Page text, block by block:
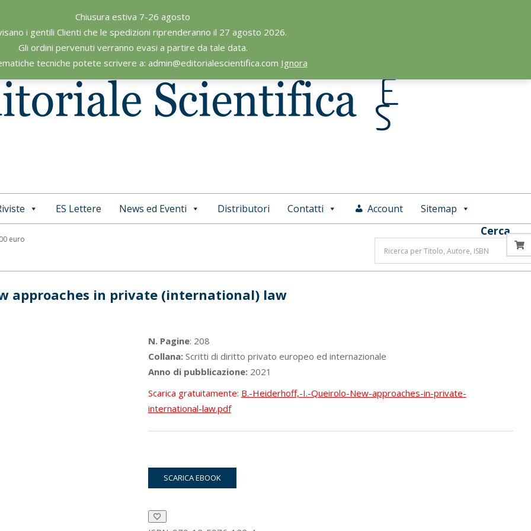
Chiusura estiva 7-26 agosto
i gentili Clienti che le spedizioni riprenderanno il 27 agosto 2026.
Gli ordini pervenuti verranno evasi a partire da tale data.
tecniche potete scrivere a: admin@editorialescientifica.com Ignora
Primary
ES Lettere News ed Eventi Distributori Contatti Account Sitemap
euro
Cerca
approaches in private (international) law
N. Pagine: 208
Collana:Scritti di diritto privato europeo ed internazionale
Anno di pubblicazione:2021
Scarica gratuitamente: B.-Heiderhoff,-I.-Queirolo-New-approaches-in-private-
international-law.pdf
SCARICA EBOOK